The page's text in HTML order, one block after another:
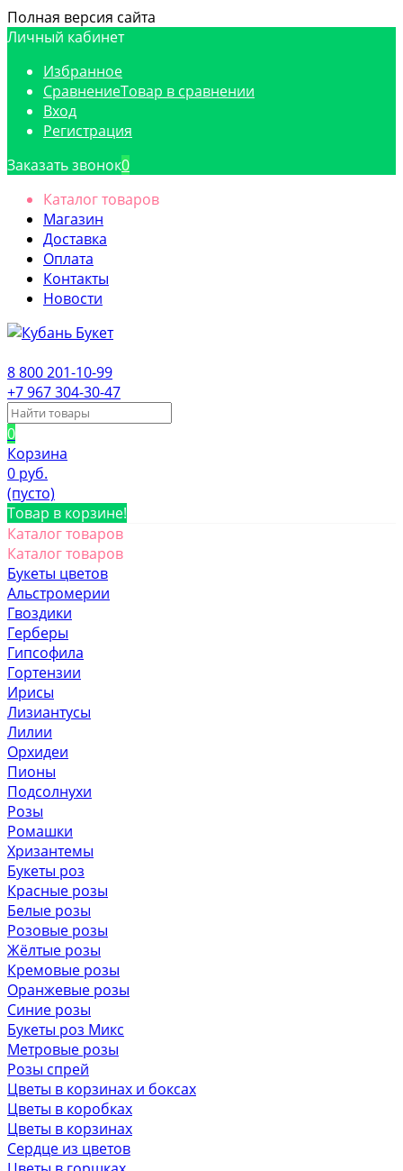
Полная версия сайта
Личный кабинет
Избранное
СравнениеТовар в сравнении
Вход
Регистрация
Заказать звонок0
Каталог товаров
Магазин
Доставка
Оплата
Контакты
Новости
8 800 201-10-99
+7 967 304-30-47
0
Корзина
0 руб.
(пусто)
Товар в корзине!
Каталог товаров
Каталог товаров
Букеты цветов
Альстромерии
Гвоздики
Герберы
Гипсофила
Гортензии
Ирисы
Лизиантусы
Лилии
Орхидеи
Пионы
Подсолнухи
Розы
Ромашки
Хризантемы
Букеты роз
Красные розы
Белые розы
Розовые розы
Жёлтые розы
Кремовые розы
Оранжевые розы
Синие розы
Букеты роз Микс
Метровые розы
Розы спрей
Цветы в корзинах и боксах
Цветы в коробках
Цветы в корзинах
Сердце из цветов